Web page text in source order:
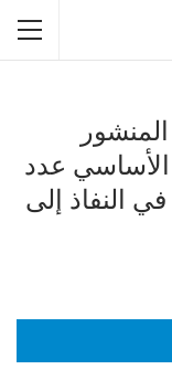
الأساسي عدد
في النفاذ إلى